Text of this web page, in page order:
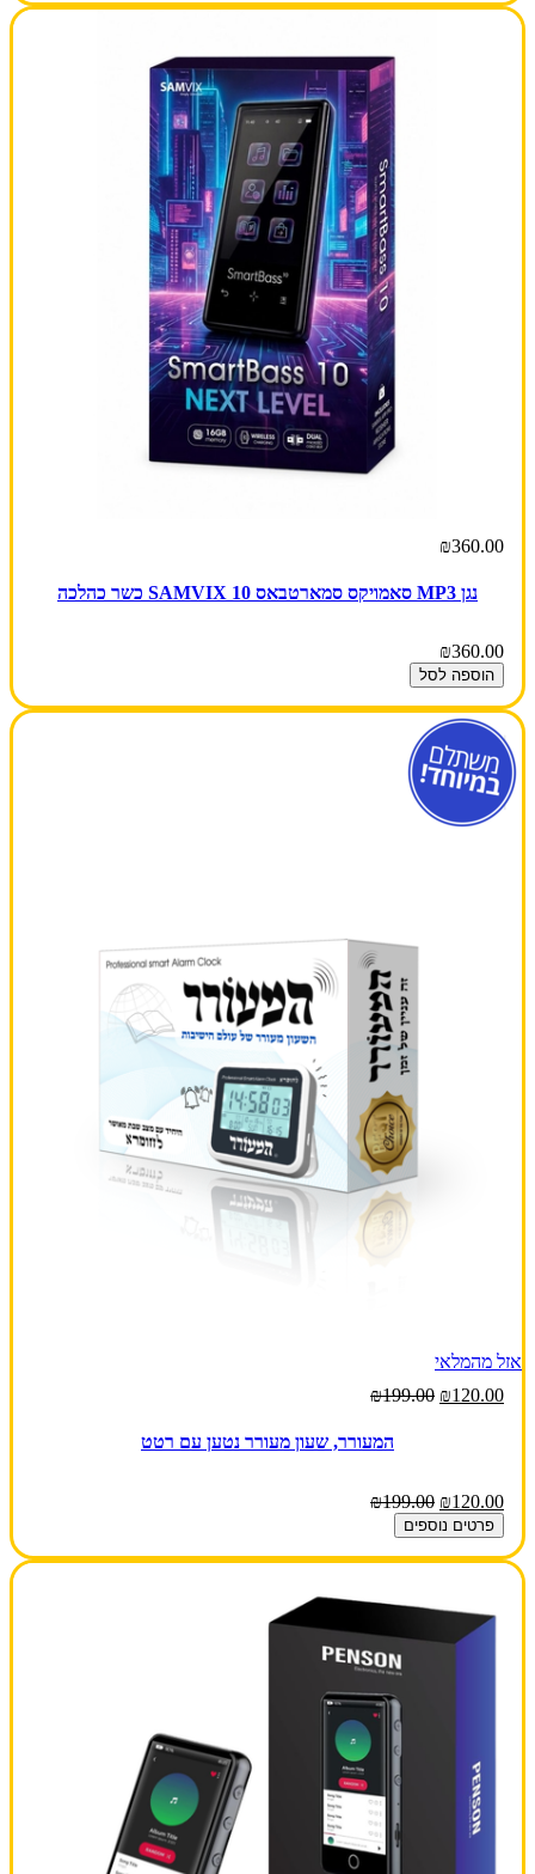
₪360.00
נגן MP3 סאמויקס סמארטבאס 10 SAMVIX כשר כהלכה
₪360.00
הוספה לסל
אזל מהמלאי
₪120.00
₪199.00
המעורר, שעון מעורר נטען עם רטט
₪120.00
₪199.00
פרטים נוספים